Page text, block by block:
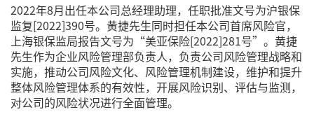
2022年8月出任本公司总经理助理，任职批准文号为沪银保
监复[2022]390号。黄捷先生同时担任本公司首席风险官，
上海银保监局报告文号为“美亚保险[2022]281号”。黄捷
先生作为企业风险管理部负责人，负责公司风险管理战略和
实施，推动公司风险文化、风险管理机制建设，维护和提升
整体风险管理体系的有效性，开展风险识别、评估与监测，
对公司的风险状况进行全面管理。